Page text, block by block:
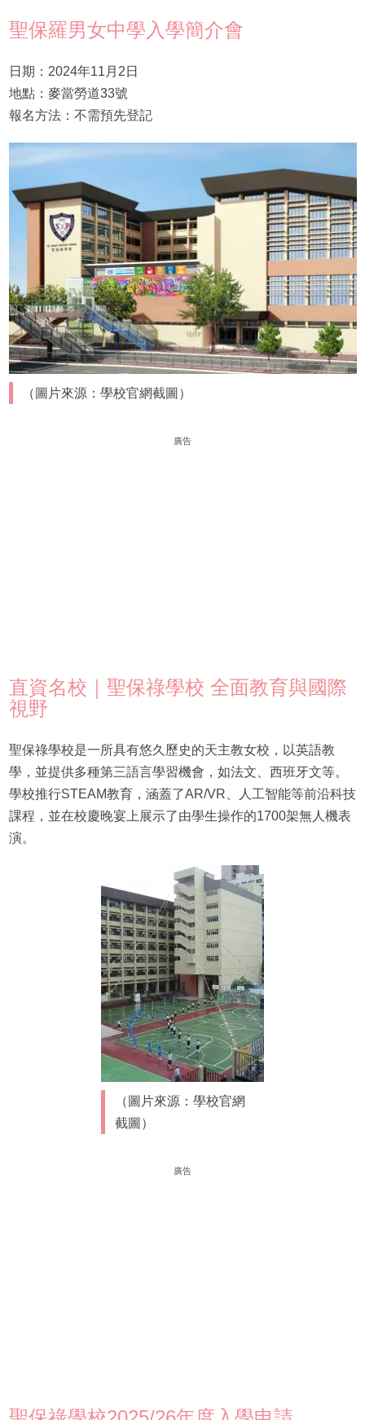
聖保羅男女中學入學簡介會
日期：2024年11月2日
地點：麥當勞道33號
報名方法：不需預先登記
（圖片來源：學校官網截圖）
廣告
直資名校｜聖保祿學校 全面教育與國際
視野
聖保祿學校是一所具有悠久歷史的天主教女校，以英語教
學，並提供多種第三語言學習機會，如法文、西班牙文等。
學校推行STEAM教育，涵蓋了AR/VR、人工智能等前沿科技
課程，並在校慶晚宴上展示了由學生操作的1700架無人機表
演。
（圖片來源：學校官網
截圖）
廣告